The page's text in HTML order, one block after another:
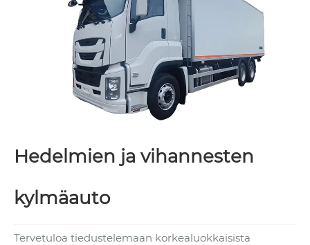
Hedelmien ja vihannesten
kylmäauto
Tervetuloa tiedustelemaan korkealuokkaisista